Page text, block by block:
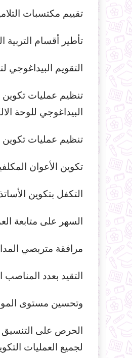
تقييم مكتسبات
تأطير أقسام
التقويم البيداغوجي
تنظيم عمليات تكوين
البيداغوجي للوحة
تنظيم عمليات تكوين
تكوين الأعوان
التكفل بتكوين
السهر على متابعة
مرافقة متربصي
التقيد بعدد
وتحسين مستوى
الحرص على التنسيق
لجميع العمليات